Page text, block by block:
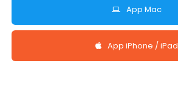
App Mac
App iPhone / iPad